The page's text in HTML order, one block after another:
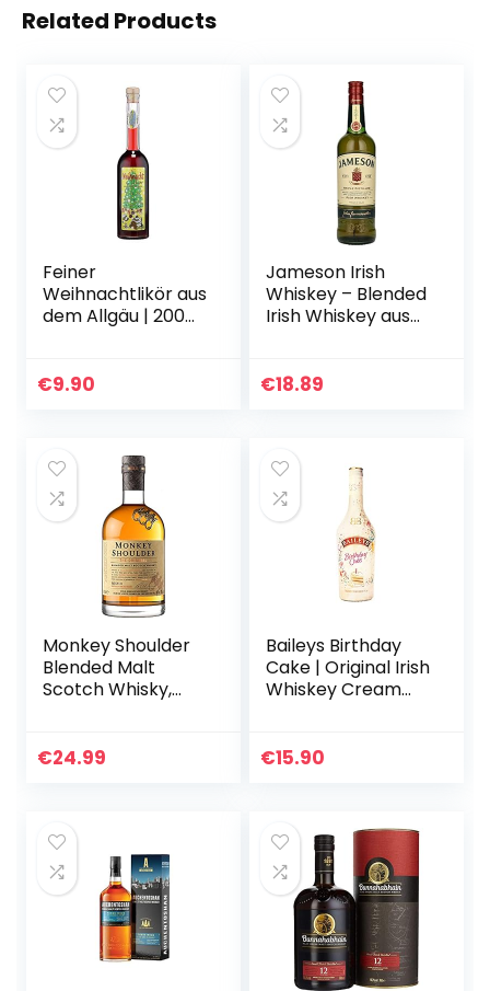
Related Products
Feiner
Weihnachtlikör aus
dem Allgäu | 200ml
aus über den
€9.90
Jameson Irish
Whiskey – Blended
Irish Whiskey aus
Still und Grain
€18.89
Monkey Shoulder
Blended Malt
Scotch Whisky,
Whisky-Geschenk
€24.99
Baileys Birthday
Cake | Original Irish
Whiskey Cream
neue
€15.90